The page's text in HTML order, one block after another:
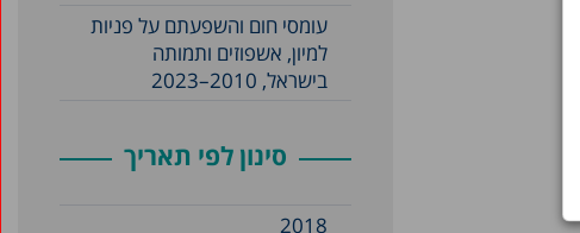
עומסי חום והשפעתם על פניות
למיון, אשפוזים ותמותה
בישראל, 2010–2023
סינון לפי תאריך
2018